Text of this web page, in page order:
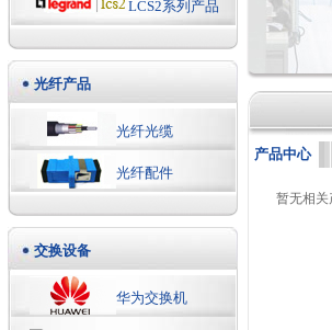
LCS2系列产品
光纤产品
光纤光缆
光纤配件
交换设备
华为交换机
产品中心
暂无相